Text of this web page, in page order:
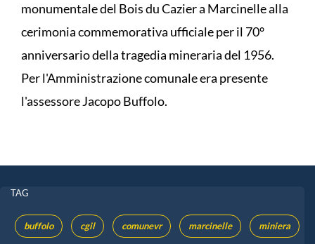
monumentale del Bois du Cazier a Marcinelle alla
cerimonia commemorativa ufficiale per il 70°
anniversario della tragedia mineraria del 1956.
Per l'Amministrazione comunale era presente
l'assessore Jacopo Buffolo.
TAG
buffolo cgil comunevr marcinelle miniera